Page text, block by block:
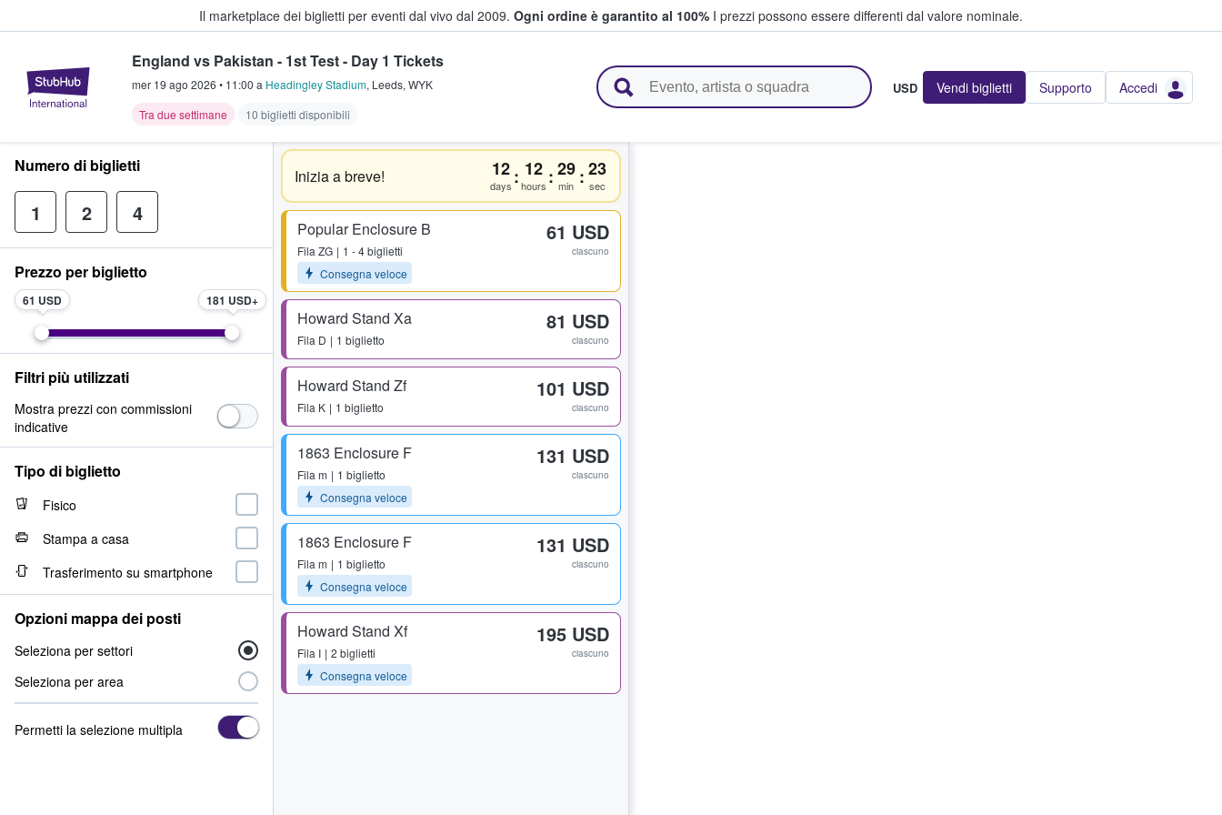
Il marketplace dei biglietti per eventi dal vivo dal 2009. Ogni ordine è garantito al 100% I prezzi possono essere differenti dal valore nominale.
StubHub - Dove i fan comprano e vendono biglietti
England vs Pakistan - 1st Test - Day 1 Tickets
mer 19 ago 2026 • 11:00 a Headingley Stadium, Leeds, WYK
Tra due settimane
10 biglietti disponibili
USD Vendi biglietti Supporto Accedi
Inizia a breve! 12
days : 12
hours :29
min :22
sec
Popular Enclosure B
Fila ZG
1 - 4 biglietti
Consegna veloce
61 USD
ciascuno
Howard Stand Xa
Fila D 1 biglietto
81 USD
ciascuno
Howard Stand Zf
Fila K 1 biglietto
101 USD
ciascuno
1863 Enclosure F
Fila m
1 biglietto
Consegna veloce
131 USD
ciascuno
1863 Enclosure F
Fila m
1 biglietto
Consegna veloce
131 USD
ciascuno
Howard Stand Xf
Fila I
2 biglietti
Consegna veloce
195 USD
ciascuno
Numero di biglietti
1 2 4
Prezzo per biglietto
61 USD 181 USD
Filtri più utilizzati
Mostra prezzi con commissioni
indicative
Tipo di biglietto
Fisico
Stampa a casa
Trasferimento su smartphone
Opzioni mappa dei posti
Seleziona per settori
Seleziona per area
Permetti la selezione multipla